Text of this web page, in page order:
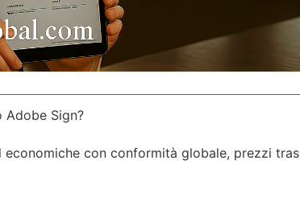
Sign?
con conformità globale, prezzi tras